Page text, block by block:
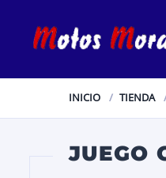
INICIO TIENDA
JUEGO